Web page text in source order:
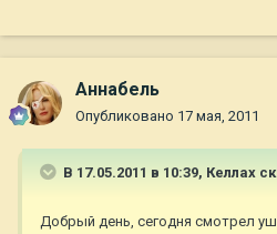
Aннaбель
Опубликовано 17 мая, 2011
В 17.05.2011 в 10:39, Келлах
Добрый день, сегодня смотрел